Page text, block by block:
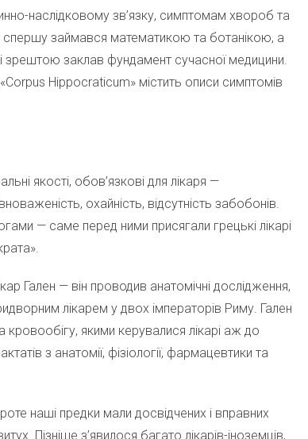
наслідковому зв’язку, симптомам хвороб та
спершу займався математикою та ботанікою, а
зрештою заклав фундамент сучасної медицини.
Hippocraticum» містить описи симптомів
якості, обов’язкові для лікаря —
охайність, відсутність забобонів.
— саме перед ними присягали грецькі лікарі
Гален — він проводив анатомічні дослідження,
лікарем у двох імператорів Риму. Гален
якими керувалися лікарі аж до
з анатомії, фізіології, фармацевтики та
наші предки мали досвідчених і вправних
Пізніше з’явилося багато лікарів-іноземців,